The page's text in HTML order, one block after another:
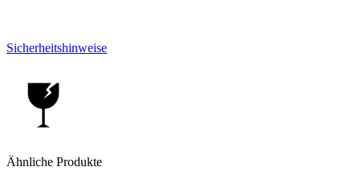
Sicherheitshinweise
Ähnliche Produkte